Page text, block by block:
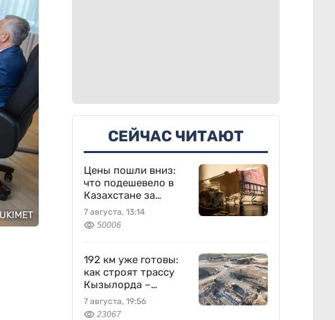
СЕЙЧАС ЧИТАЮТ
Цены пошли вниз:
что подешевело в
Казахстане за
неделю
7 августа, 13:14
50006
192 км уже готовы:
как строят трассу
Кызылорда –
Жезказган
7 августа, 19:56
23067